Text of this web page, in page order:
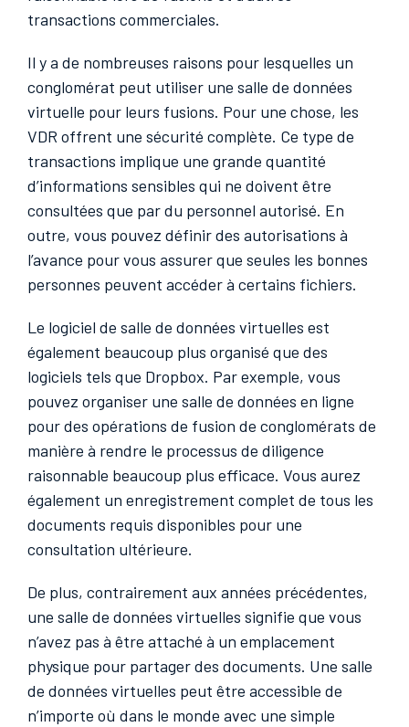
transactions commerciales.
Il y a de nombreuses raisons pour lesquelles un
conglomérat peut utiliser une salle de données
virtuelle pour leurs fusions. Pour une chose, les
VDR offrent une sécurité complète. Ce type de
transactions implique une grande quantité
d’informations sensibles qui ne doivent être
consultées que par du personnel autorisé. En
outre, vous pouvez définir des autorisations à
l’avance pour vous assurer que seules les bonnes
personnes peuvent accéder à certains fichiers.
Le logiciel de salle de données virtuelles est
également beaucoup plus organisé que des
logiciels tels que Dropbox. Par exemple, vous
pouvez organiser une salle de données en ligne
pour des opérations de fusion de conglomérats de
manière à rendre le processus de diligence
raisonnable beaucoup plus efficace. Vous aurez
également un enregistrement complet de tous les
documents requis disponibles pour une
consultation ultérieure.
De plus, contrairement aux années précédentes,
une salle de données virtuelles signifie que vous
n’avez pas à être attaché à un emplacement
physique pour partager des documents. Une salle
de données virtuelles peut être accessible de
n’importe où dans le monde avec une simple